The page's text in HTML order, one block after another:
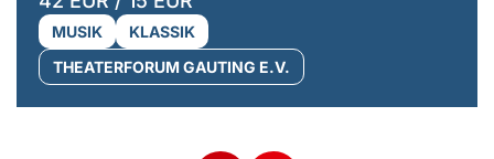
MUSIK
KLASSIK
THEATERFORUM GAUTING E.V.